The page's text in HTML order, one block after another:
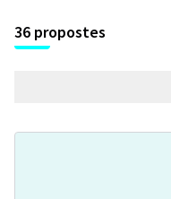
36 propostes